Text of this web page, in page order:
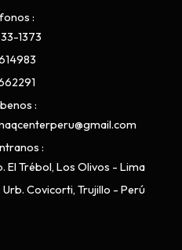
1373
El Trébol, Los Olivos - Lima
Urb. Covicorti, Trujillo - Perú